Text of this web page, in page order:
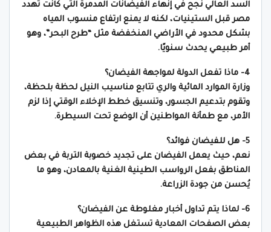
السد العالي نجح في إنهاء الفيضانات المدمرة التي كانت تهدد
مصر قبل الستينيات، لكنه لا يمنع ارتفاع منسوب المياه
بشكل محدود في الأراضي المنخفضة مثل “طرح البحر”، وهو
أمر طبيعي يحدث سنويًا.
4- ماذا تفعل الدولة لمواجهة الفيضان؟
وزارة الموارد المائية والري تتابع مناسيب النيل لحظة بلحظة،
وتقوم بتدعيم الجسور، وتنسيق خطط الإخلاء الوقتي إذا لزم
الأمر، مع طمأنة المواطنين أن الوضع تحت السيطرة.
5- هل للفيضان فوائد؟
نعم، حيث يعمل الفيضان على تجديد خصوبة التربة في بعض
المناطق بفعل الرواسب الطينية الغنية بالمعادن، وهو ما
يُحسن من جودة الزراعة.
6- لماذا يتم تداول أخبار مغلوطة عن الفيضان؟
بعض الصفحات المعادية تستغل هذه الظواهر الطبيعية